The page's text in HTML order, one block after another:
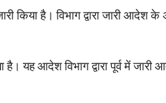
किया है। विभाग द्वारा जारी
विभाग द्वारा पूर्व में जारी